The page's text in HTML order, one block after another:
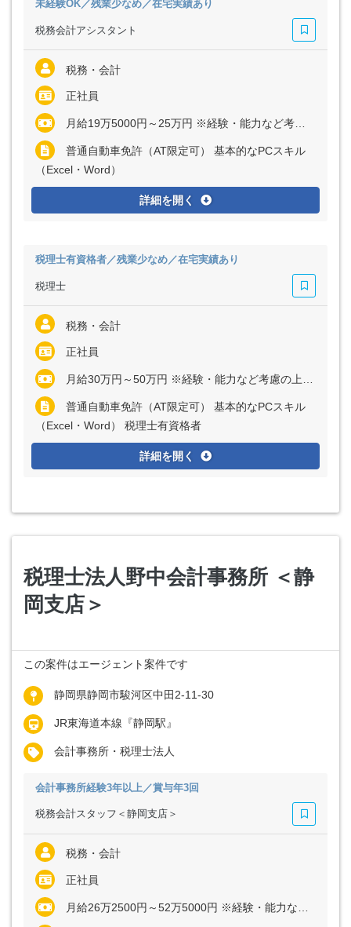
未経験OK／残業少なめ／在宅実績あり
税務会計アシスタント
税務・会計
正社員
月給19万5000円～25万円 ※経験・能力など考慮の上、決定いたします ※残業代は全額支給
普通自動車免許（AT限定可） 基本的なPCスキル
（Excel・Word）
詳細を開く
税理士有資格者／残業少なめ／在宅実績あり
税理士
税務・会計
正社員
月給30万円～50万円 ※経験・能力など考慮の上、決定いたします ※残業代は全額支給
普通自動車免許（AT限定可） 基本的なPCスキル
（Excel・Word） 税理士有資格者
詳細を開く
税理士法人野中会計事務所 ＜静
岡支店＞
この案件はエージェント案件です
静岡県静岡市駿河区中田2-11-30
JR東海道本線『静岡駅』
会計事務所・税理士法人
会計事務所経験3年以上／賞与年3回
税務会計スタッフ＜静岡支店＞
税務・会計
正社員
月給26万2500円～52万5000円 ※経験・能力など考慮の上、決定いたします